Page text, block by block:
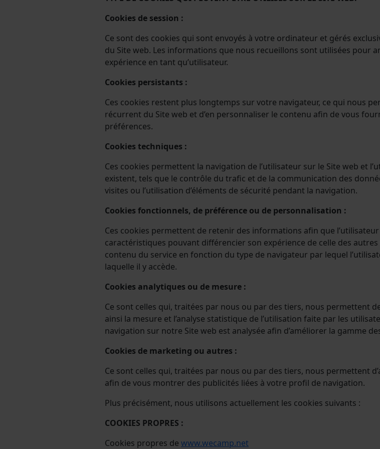
Cookies de session :
Ce sont des cookies qui sont envoyés à votre ordinateur et gérés
du Site web. Les informations que nous recueillons sont utilisées pour
expérience en tant qu’utilisateur.
Cookies persistants :
Ces cookies restent plus longtemps sur votre navigateur, ce qui nous
récurrent du Site web et d’en personnaliser le contenu afin de vous
préférences.
Cookies techniques :
Ces cookies permettent la navigation de l’utilisateur sur le Site web et
existent, tels que le contrôle du trafic et de la communication des
visites ou l’utilisation d’éléments de sécurité pendant la navigation.
Cookies fonctionnels, de préférence ou de personnalisation :
Ces cookies permettent de retenir des informations afin que
caractéristiques pouvant différencier son expérience de celle des
contenu du service en fonction du type de navigateur par lequel
laquelle il y accède.
Cookies analytiques ou de mesure :
Ce sont celles qui, traitées par nous ou par des tiers, nous permettent
ainsi la mesure et l’analyse statistique de l’utilisation faite par les
navigation sur notre Site web est analysée afin d’améliorer la gamme
Cookies de marketing ou autres :
Ce sont celles qui, traitées par nous ou par des tiers, nous permettent
afin de vous montrer des publicités liées à votre profil de navigation.
Plus précisément, nous utilisons actuellement les cookies suivants :
COOKIES PROPRES :
Cookies propres de www.wecamp.net